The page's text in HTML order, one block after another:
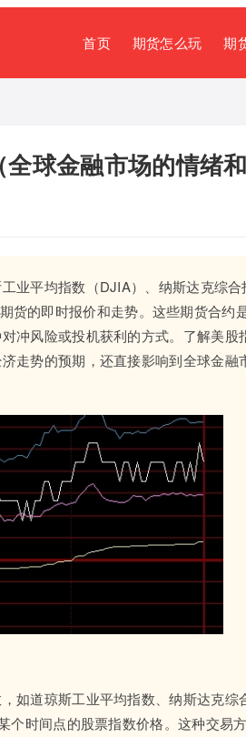
首页 期货怎么玩 期
球金融市场的情绪和
业平均指数（DJIA）、纳斯达克综合
货的即时报价和走势。这些期货合约
冲风险或投机获利的方式。了解美股
走势的预期，还直接影响到全球金融
如道琼斯工业平均指数、纳斯达克综
个时间点的股票指数价格。这种交易